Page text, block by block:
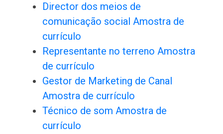
Director dos meios de
comunicação social Amostra de
currículo
Representante no terreno Amostra
de currículo
Gestor de Marketing de Canal
Amostra de currículo
Técnico de som Amostra de
currículo